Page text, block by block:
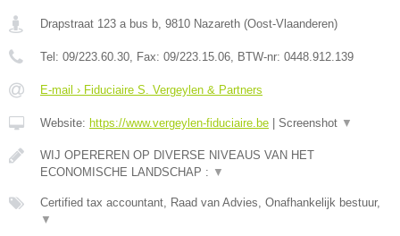
Drapstraat 123 a bus b 9810 Nazareth (Oost-Vlaanderen)
Tel: 09/223.60.30 , Fax: 09/223.15.06 , BTW-nr: 0448.912.139
E-mail › Fiduciaire S. Vergeylen & Partners
Website: https://www.vergeylen-fiduciaire.be Screenshot ▼
WIJ OPEREREN OP DIVERSE NIVEAUS VAN HET
ECONOMISCHE LANDSCHAP : ▼
Certified tax accountant, Raad van Advies, Onafhankelijk bestuur,
▼